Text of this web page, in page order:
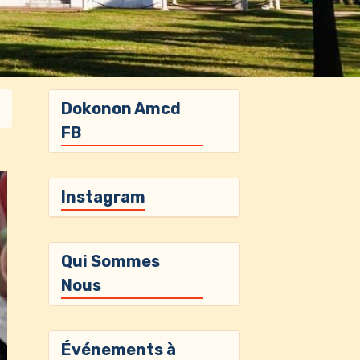
Dokonon Amcd
FB
Instagram
Qui Sommes
Nous
Événements à